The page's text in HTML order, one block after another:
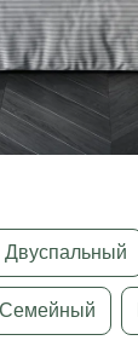
Двуспальный
Семейный